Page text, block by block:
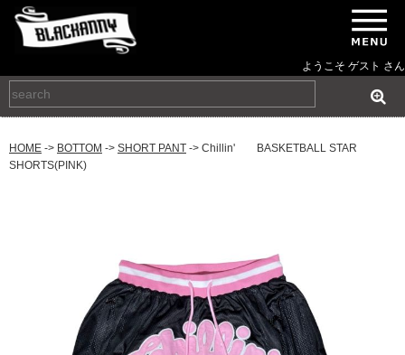
ようこそ ゲスト さん
HOME -> BOTTOM -> SHORT PANT -> Chillin' BASKETBALL STAR
SHORTS(PINK)